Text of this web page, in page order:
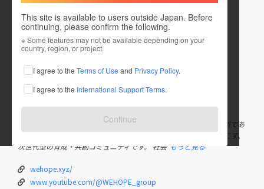
This site is available to users outside Japan. Before
continuing, please confirm the following.
※ Some features may not be available depending on your
country, region, or project.
I agree to the Terms of Use and Privacy Policy.
I agree to the International Support Terms.
Continue
WEHOPE
これまでに1件のプロジェクトを投稿しています
在住国：日本 現在地：東京都
出身国：日本 出身地：東京都
WEHOPEは、「今この瞬間を生き、人間力を共に育んでいく」場所であ
りたい。 そして、集まる人間が社会を動かすイノベーションを起こす、
次世代型の育成・共創コミュニティです。 社会 もっと見る
wehope.xyz/
www.youtube.com/@WEHOPE_group